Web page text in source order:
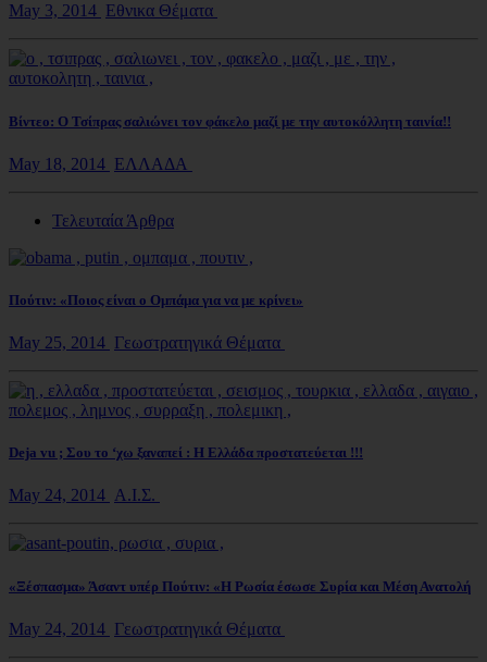
May 3, 2014 Εθνικα Θέματα
Βίντεο: Ο Τσίπρας σαλιώνει τον φάκελο μαζί με την αυτοκόλλητη ταινία!!
May 18, 2014 ΕΛΛΑΔΑ
Τελευταία Άρθρα
Πούτιν: «Ποιος είναι ο Ομπάμα για να με κρίνει»
May 25, 2014 Γεωστρατηγικά Θέματα
Deja vu ; Σου το ‘χω ξαναπεί : Η Ελλάδα προστατεύεται !!!
May 24, 2014 Α.Ι.Σ.
«Ξέσπασμα» Άσαντ υπέρ Πούτιν: «Η Ρωσία έσωσε Συρία και Μέση Ανατολή
May 24, 2014 Γεωστρατηγικά Θέματα